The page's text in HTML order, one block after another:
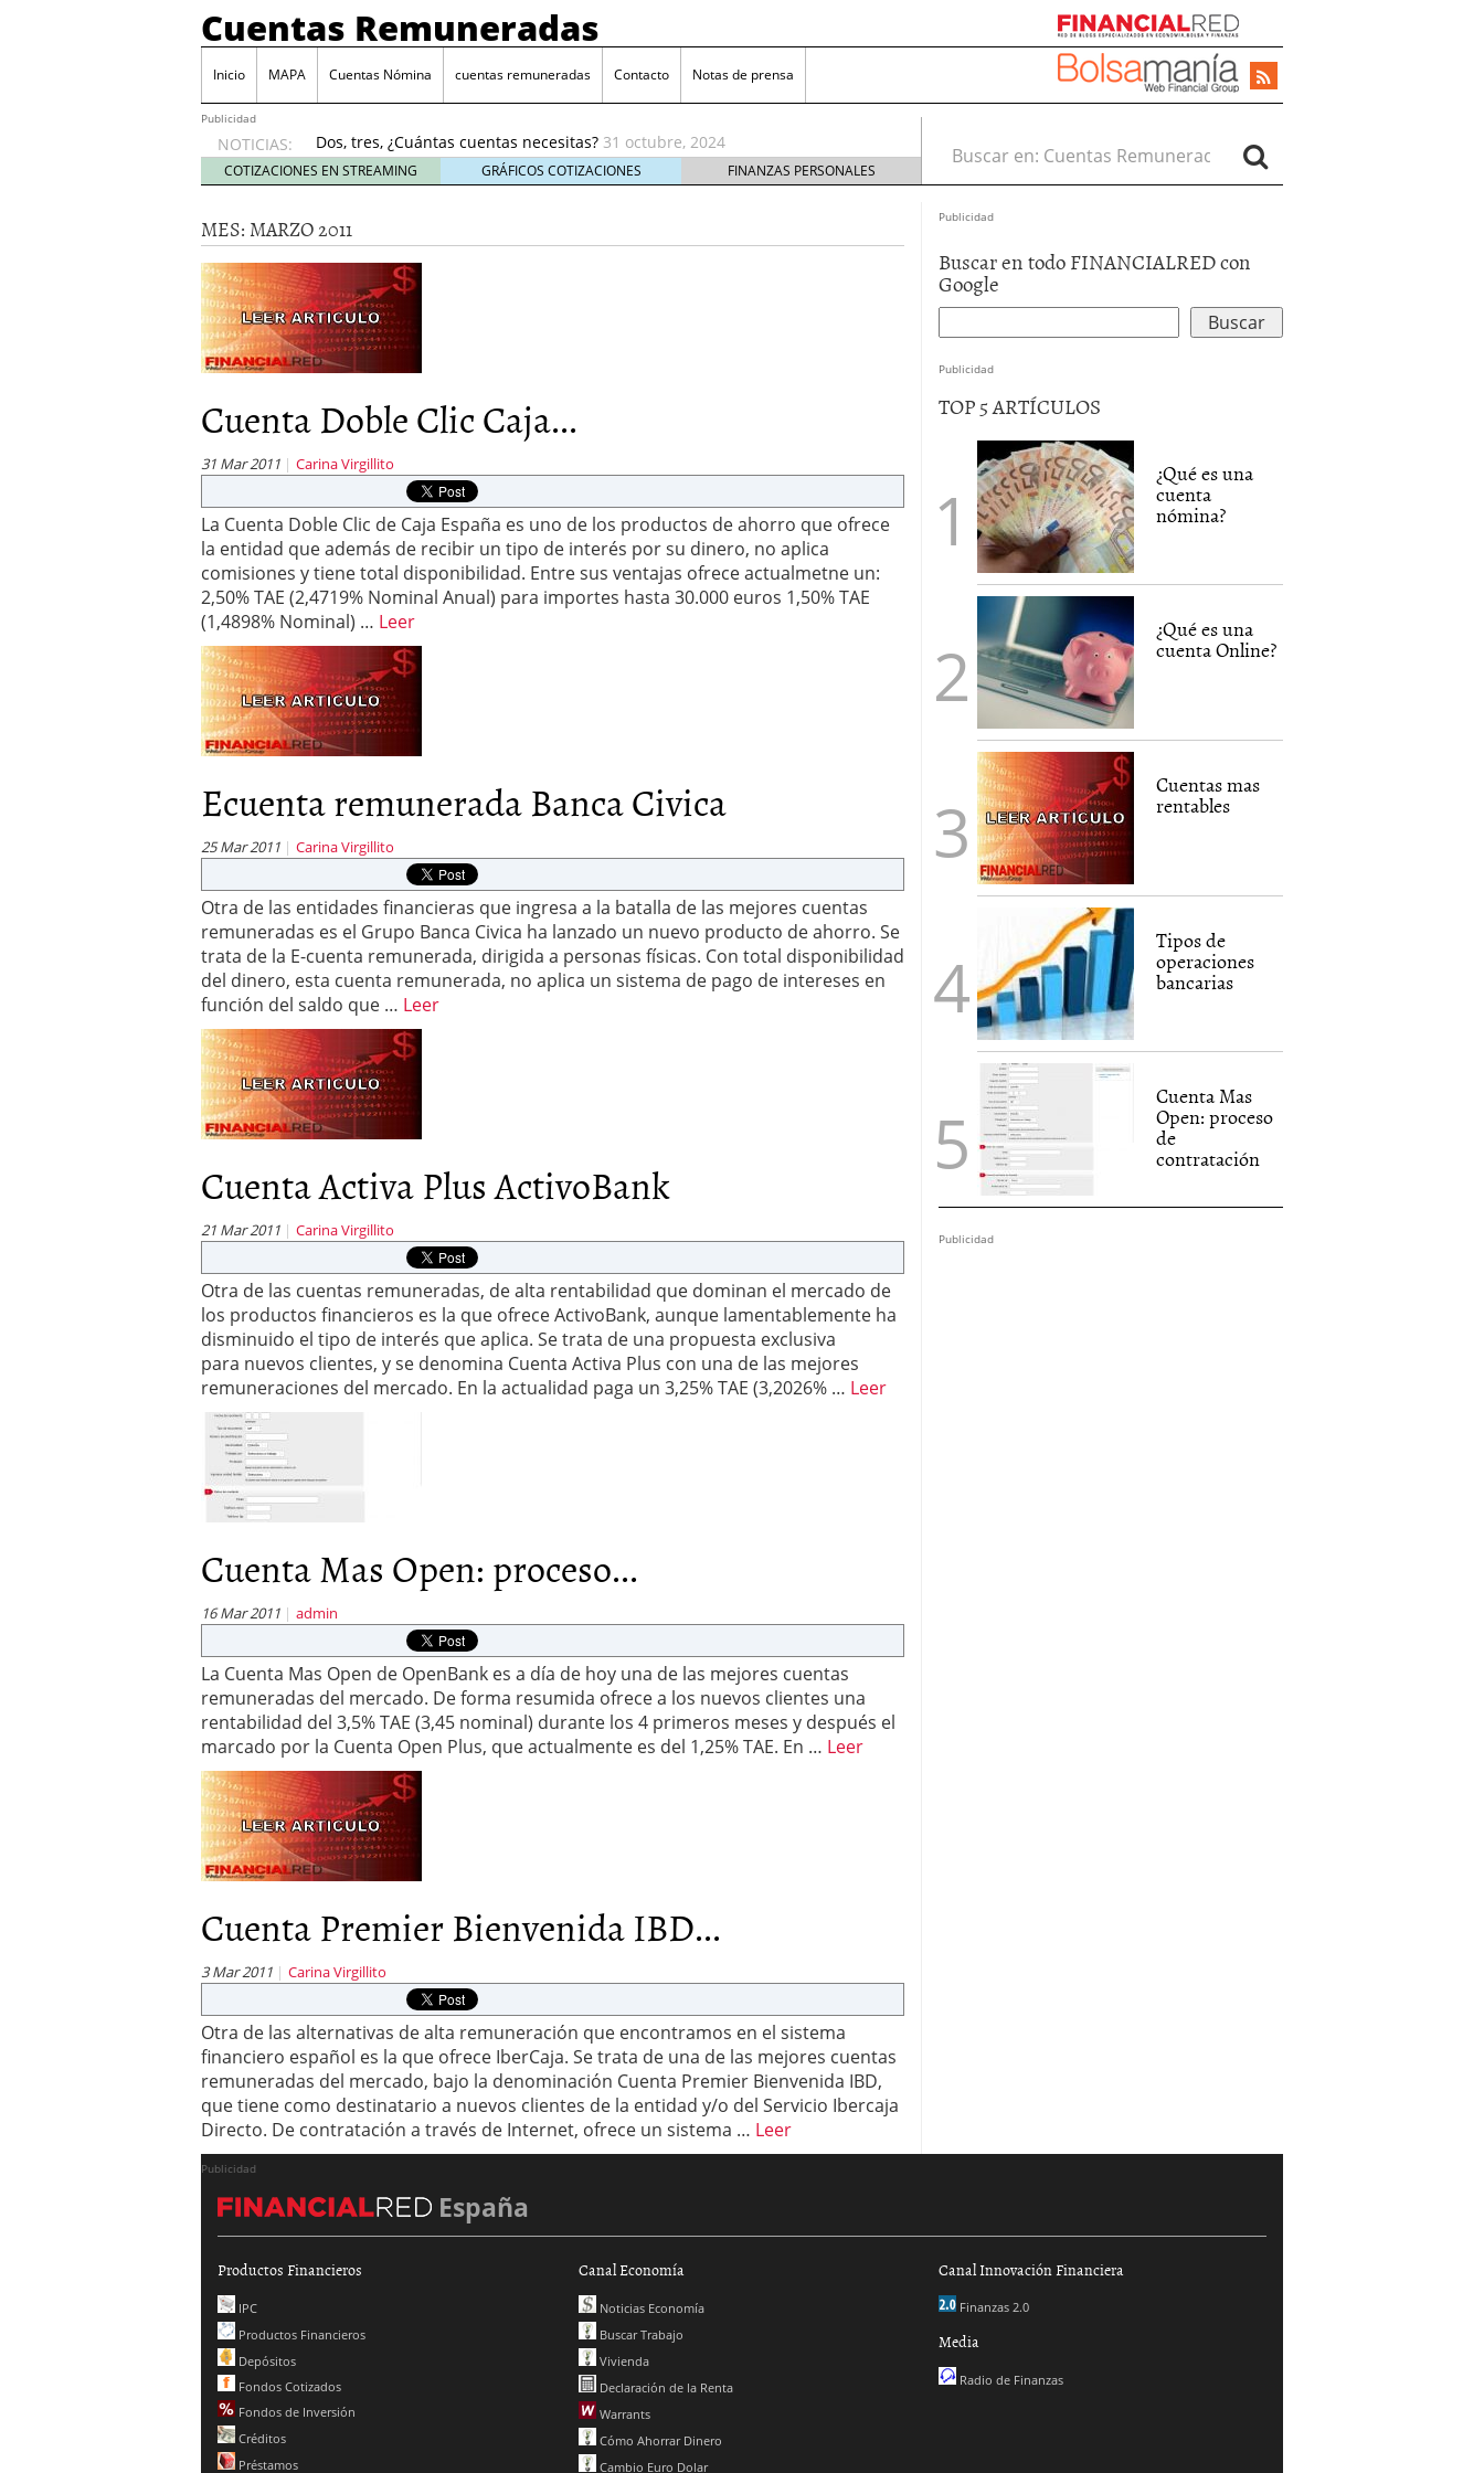
Cuentas Remuneradas
Inicio MAPA Cuentas Nómina cuentas remuneradas Contacto Notas de prensa
Publicidad
NOTICIAS:
Dos, tres, ¿Cuántas cuentas necesitas? 31 octubre, 2024
Cómo usar tu cuenta remunerada para crear tu fondo de emergencia 25
octubre, 2024
James Stanton SCAMMER In Sologenic
DeepTradeBot ha lanzado su Club Privado con grandes ventajas
2020
Dos, tres, ¿Cuántas cuentas necesitas?
COTIZACIONES EN STREAMING GRÁFICOS COTIZACIONES FINANZAS PERSONALES
Buscar en:
MES: MARZO 2011
Cuenta Doble Clic Caja...
31 Mar 2011 Carina Virgillito
La Cuenta Doble Clic de Caja España es uno de los productos de ahorro que ofrece
la entidad que además de recibir un tipo de interés por su dinero, no aplica
comisiones y tiene total disponibilidad. Entre sus ventajas ofrece actualmetne un:
2,50% TAE (2,4719% Nominal Anual) para importes hasta 30.000 euros 1,50% TAE
(1,4898% Nominal) … Leer
Ecuenta remunerada Banca Civica
25 Mar 2011 Carina Virgillito
Otra de las entidades financieras que ingresa a la batalla de las mejores cuentas
remuneradas es el Grupo Banca Civica ha lanzado un nuevo producto de ahorro. Se
trata de la E-cuenta remunerada, dirigida a personas físicas. Con total disponibilidad
del dinero, esta cuenta remunerada, no aplica un sistema de pago de intereses en
función del saldo que … Leer
Cuenta Activa Plus ActivoBank
21 Mar 2011 Carina Virgillito
Otra de las cuentas remuneradas, de alta rentabilidad que dominan el mercado de
los productos financieros es la que ofrece ActivoBank, aunque lamentablemente ha
disminuido el tipo de interés que aplica. Se trata de una propuesta exclusiva
para nuevos clientes, y se denomina Cuenta Activa Plus con una de las mejores
remuneraciones del mercado. En la actualidad paga un 3,25% TAE (3,2026% … Leer
Cuenta Mas Open: proceso...
16 Mar 2011 admin
La Cuenta Mas Open de OpenBank es a día de hoy una de las mejores cuentas
remuneradas del mercado. De forma resumida ofrece a los nuevos clientes una
rentabilidad del 3,5% TAE (3,45 nominal) durante los 4 primeros meses y después el
marcado por la Cuenta Open Plus, que actualmente es del 1,25% TAE. En … Leer
Cuenta Premier Bienvenida IBD...
3 Mar 2011 Carina Virgillito
Otra de las alternativas de alta remuneración que encontramos en el sistema
financiero español es la que ofrece IberCaja. Se trata de una de las mejores cuentas
remuneradas del mercado, bajo la denominación Cuenta Premier Bienvenida IBD,
que tiene como destinatario a nuevos clientes de la entidad y/o del Servicio Ibercaja
Directo. De contratación a través de Internet, ofrece un sistema … Leer
Publicidad
Buscar en todo FINANCIALRED con
Google
Publicidad
TOP 5 ARTÍCULOS
¿Qué es una
cuenta
nómina?
¿Qué es una
cuenta Online?
Cuentas mas
rentables
Tipos de
operaciones
bancarias
Cuenta Mas
Open: proceso
de
contratación
Publicidad
Publicidad
España
Productos Financieros
IPC
Productos Financieros
Depósitos
Fondos Cotizados
Fondos de Inversión
Créditos
Préstamos
Canal Economía
Noticias Economía
Buscar Trabajo
Vivienda
Declaración de la Renta
Warrants
Cómo Ahorrar Dinero
Cambio Euro Dolar
Canal Innovación Financiera
Finanzas 2.0
Media
Radio de Finanzas